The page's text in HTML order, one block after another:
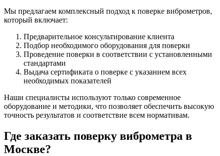
Мы предлагаем комплексный подход к поверке виброметров,
который включает:
Предварительное консультирование клиента
Подбор необходимого оборудования для поверки
Проведение поверки в соответствии с установленными
стандартами
Выдача сертификата о поверке с указанием всех
необходимых показателей
Наши специалисты используют только современное
оборудование и методики, что позволяет обеспечить высокую
точность результатов и соответствие всем нормативам.
Где заказать поверку виброметра в
Москве?